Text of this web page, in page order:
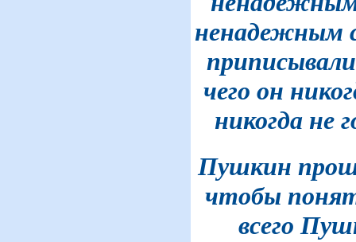
ненадежным
чего он
никогда не
Пушкин
чтобы
всего